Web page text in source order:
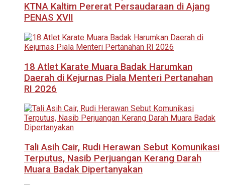
KTNA Kaltim Pererat Persaudaraan di Ajang
PENAS XVII
18 Atlet Karate Muara Badak Harumkan
Daerah di Kejurnas Piala Menteri Pertanahan
RI 2026
Tali Asih Cair, Rudi Herawan Sebut Komunikasi
Terputus, Nasib Perjuangan Kerang Darah
Muara Badak Dipertanyakan